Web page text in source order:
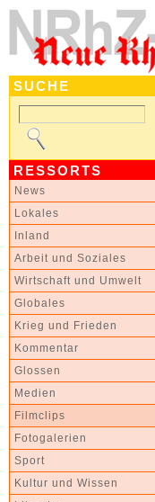
SUCHE
RESSORTS
News
Lokales
Inland
Arbeit und Soziales
Wirtschaft und Umwelt
Globales
Krieg und Frieden
Kommentar
Glossen
Medien
Filmclips
Fotogalerien
Sport
Kultur und Wissen